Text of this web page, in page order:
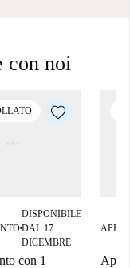
con noi
■
DISPONIBILE
DAL 17
DICEMBRE
con 1